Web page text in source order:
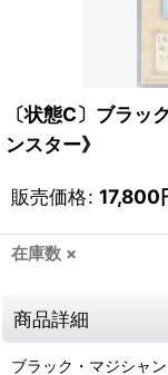
〔状態C〕ブラ
ンスター》
販売価格: 17,800
在庫数 ×
商品詳細
ブラック・マジシャン